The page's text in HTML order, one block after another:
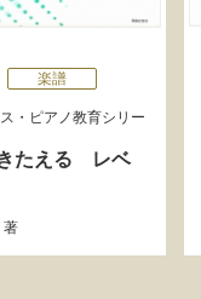
楽譜
・ピアノ教育シリー
たえる レベ
著